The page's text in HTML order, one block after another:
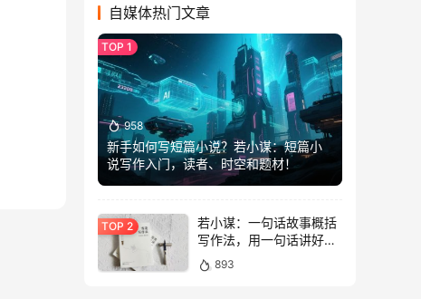
自媒体热门文章
958
新手如何写短篇小说？若小谋：短篇小
说写作入门，读者、时空和题材！
若小谋：一句话故事概括
写作法，用一句话讲好故
事！893